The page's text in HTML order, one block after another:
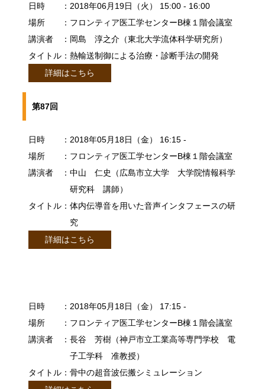
日時
：2018年06月19日（火） 15:00 - 16:00
場所
：フロンティア医工学センターB棟１階会議室
講演者
：岡島 淳之介（東北大学流体科学研究所）
タイトル：熱輸送制御による治療・診断手法の開発
詳細はこちら
第87回
日時
：2018年05月18日（金） 16:15 -
場所
：フロンティア医工学センターB棟１階会議室
講演者
：中山 仁史（広島市立大学 大学院情報科学
研究科 講師）
タイトル：体内伝導音を用いた音声インタフェースの研
究
詳細はこちら
日時
：2018年05月18日（金） 17:15 -
場所
：フロンティア医工学センターB棟１階会議室
講演者
：長谷 芳樹（神戸市立工業高等専門学校 電
子工学科 准教授）
タイトル：骨中の超音波伝搬シミュレーション